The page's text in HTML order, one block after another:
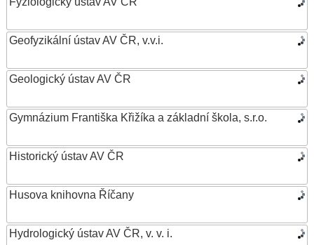
Geofyzikální ústav AV ČR, v.v.i.
Geologický ústav AV ČR
Gymnázium Františka Křižíka a základní škola, s.r.o.
Historický ústav AV ČR
Husova knihovna Říčany
Hydrologický ústav AV ČR, v. v. i.